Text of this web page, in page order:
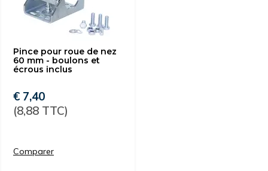
Pince pour roue de nez
60 mm - boulons et
écrous inclus
€ 7,40
(8,88 TTC)
Comparer